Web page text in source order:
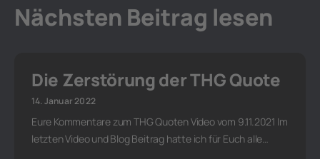
Nächsten Beitrag lesen
Die Zerstörung der THG Quote
14. Januar 2022
Eure Kommentare zum THG Quoten Video vom 9.11.2021 Im
letzten Video und Blog Beitrag hatte ich für Euch alle…